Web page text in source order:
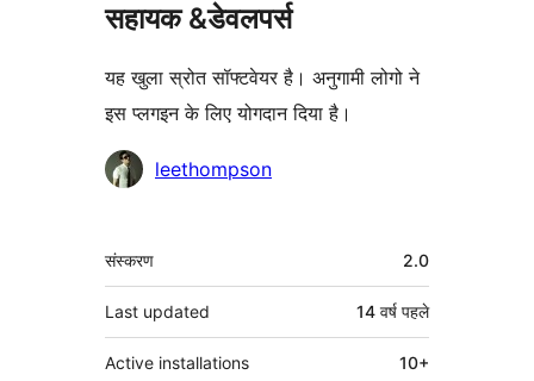
सहायक &डेवलपर्स
यह खुला स्रोत सॉफ्टवेयर है। अनुगामी लोगो ने
इस प्लगइन के लिए योगदान दिया है।
योगदानकर्ताleethompson
मेटा
संस्करण 2.0
Last updated 14 वर्ष पहले
Active installations 10+